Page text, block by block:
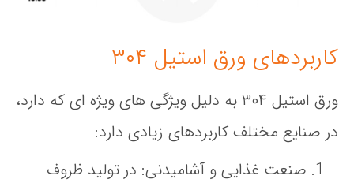
کاربردهای ورق استیل ۳۰۴
ورق استیل ۳۰۴ به دلیل ویژگی‌ های ویژه‌ ای که دارد،
در صنایع مختلف کاربردهای زیادی دارد:
صنعت غذایی و آشامیدنی: در تولید ظروف